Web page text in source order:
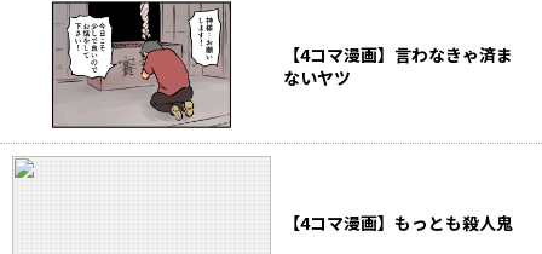
【4コマ漫画】言わなきゃ済ま
ないヤツ
【4コマ漫画】もっとも殺人鬼